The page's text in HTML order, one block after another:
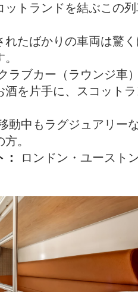
ットランドを結ぶこの
れたばかりの車両は驚
ラブカー（ラウンジ車
酒を片手に、スコット
動中もラグジュアリー
。
ロンドン・ユースト